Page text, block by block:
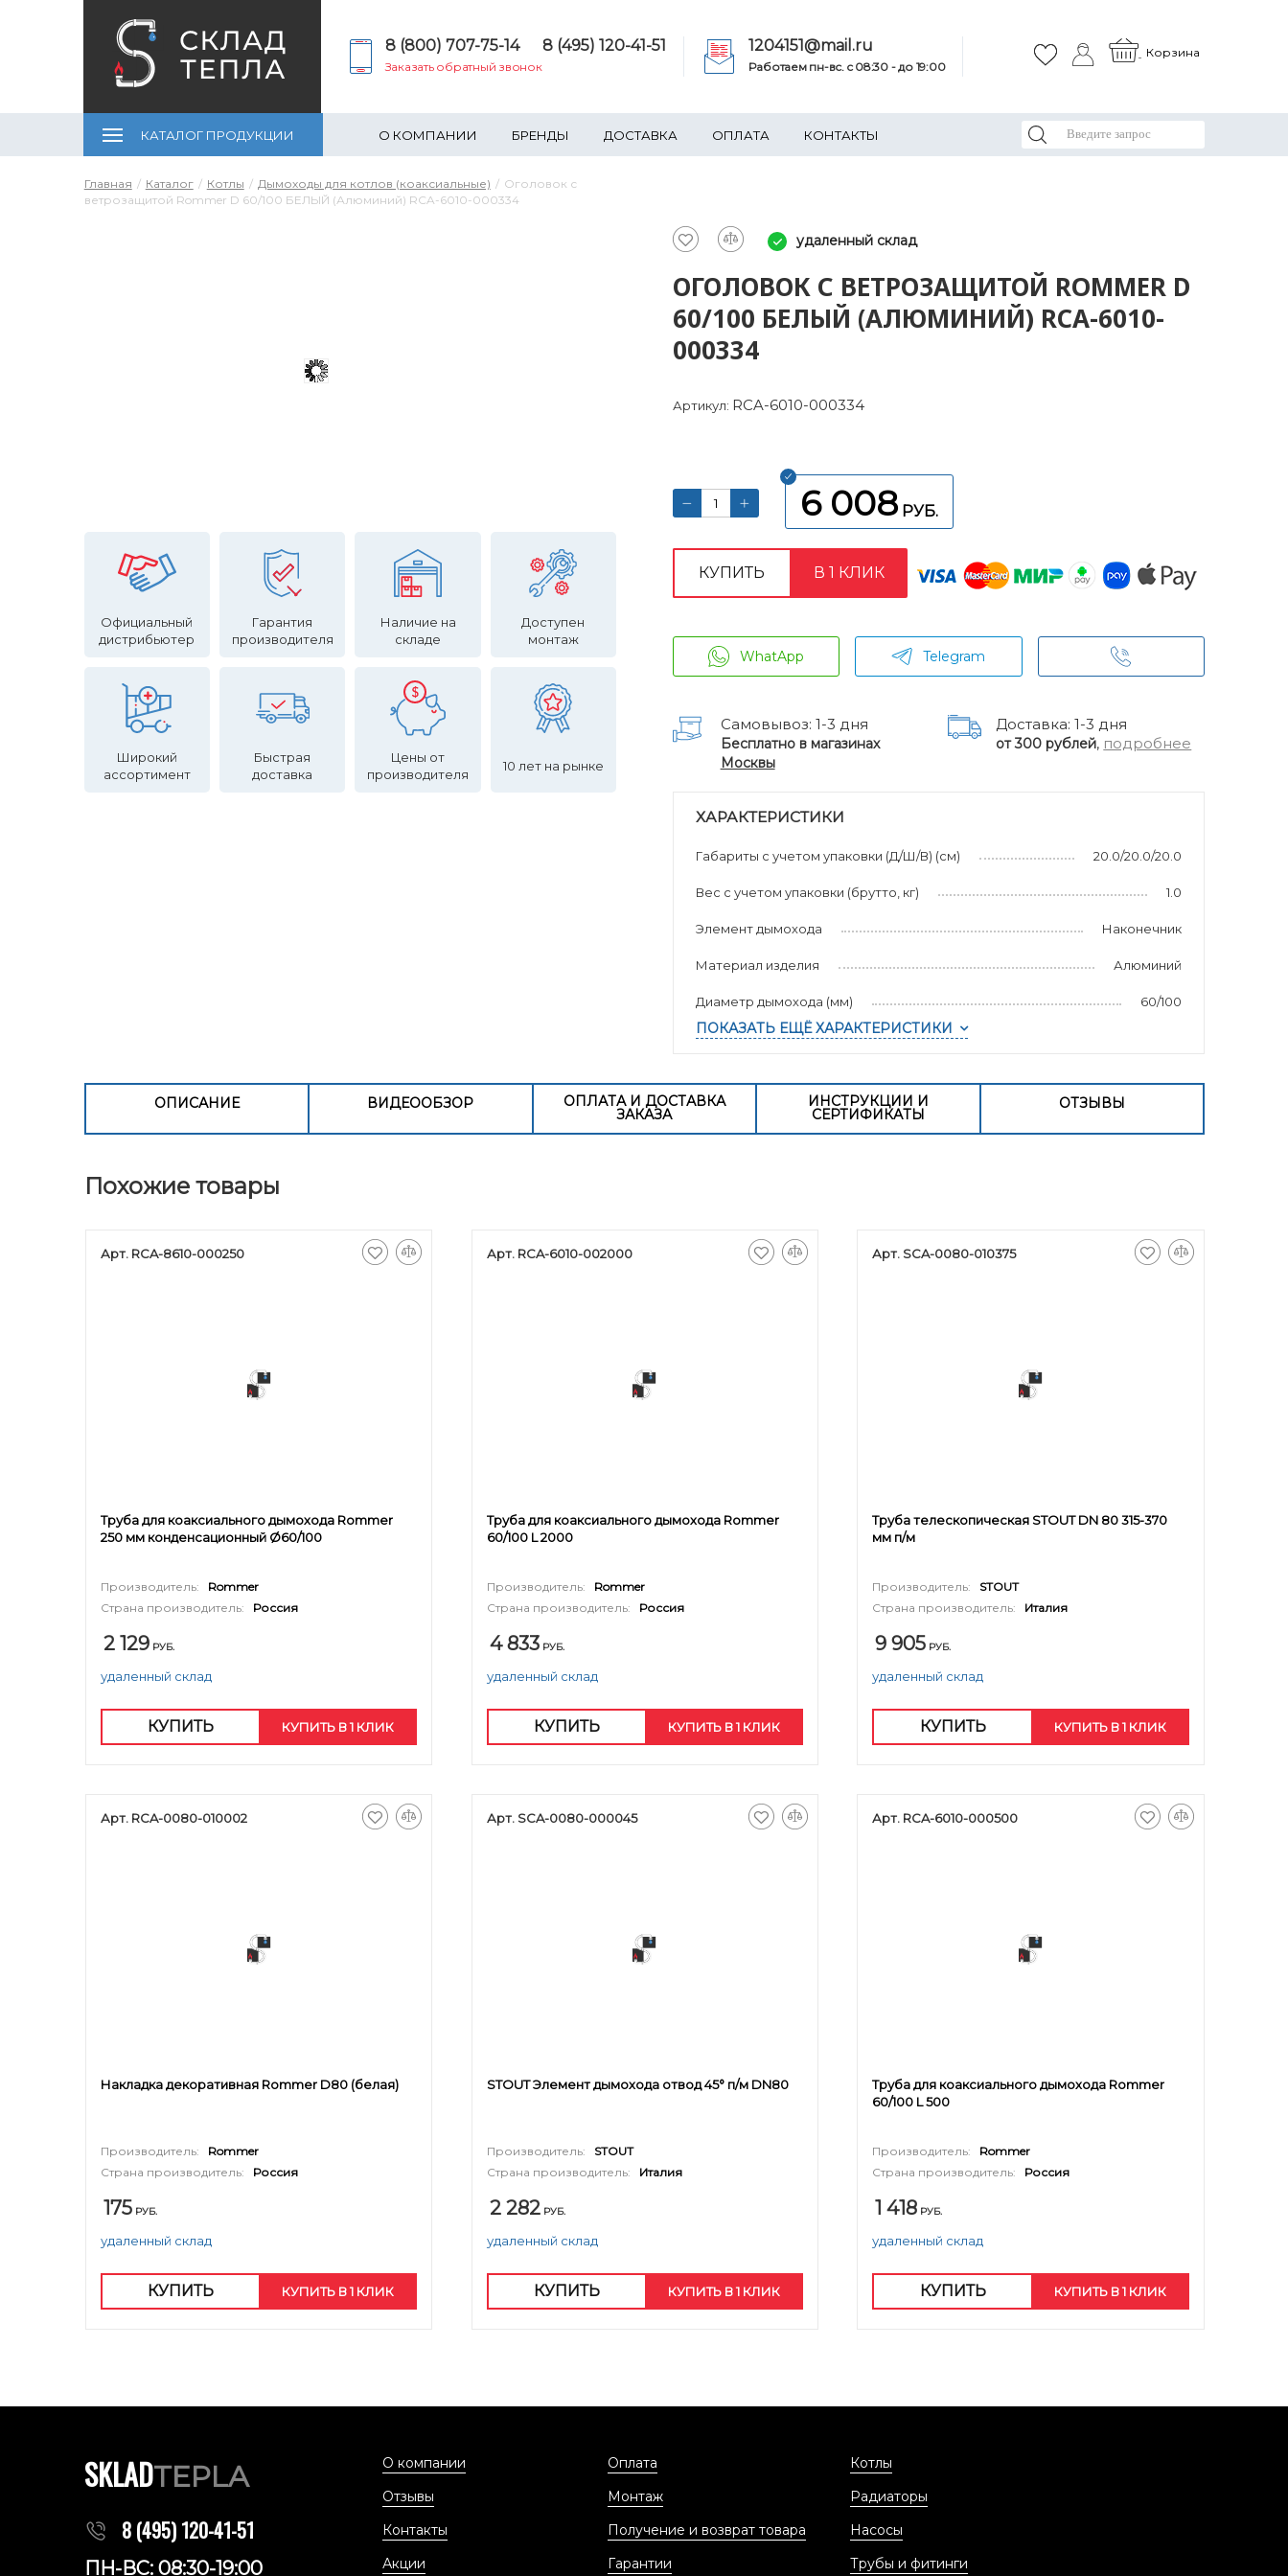
8 (800) 707-75-14 8 (495) 120-41-51
Заказать обратный звонок
1204151@mail.ru
Работаем пн-вс. c 08:30 - до 19:00
Корзина
КАТАЛОГ ПРОДУКЦИИ О КОМПАНИИ БРЕНДЫ ДОСТАВКА ОПЛАТА КОНТАКТЫ
Главная Каталог Котлы Дымоходы для котлов (коаксиальные)
Оголовок с
ветрозащитой Rommer D 60/100 БЕЛЫЙ (Алюминий) RCA-6010-000334
Официальный
дистрибьютер
Гарантия
производителя
Наличие на
складе
Доступен
монтаж
Широкий
ассортимент
Быстрая
доставка
Цены от
производителя
10 лет на рынке
удаленный склад
ОГОЛОВОК С ВЕТРОЗАЩИТОЙ ROMMER D
60/100 БЕЛЫЙ (АЛЮМИНИЙ) RCA-6010-
000334
Артикул: RCA-6010-000334
6 008 РУБ.
КУПИТЬ В 1 КЛИК
WhatApp Telegram
Самовывоз: 1-3 дня
Бесплатно в магазинах
Москвы
Доставка: 1-3 дня
от 300 рублей, подробнее
ХАРАКТЕРИСТИКИ
Габариты с учетом упаковки (Д/Ш/В) (см) 20.0/20.0/20.0
Вес с учетом упаковки (брутто, кг) 1.0
Элемент дымохода Наконечник
Материал изделия Алюминий
Диаметр дымохода (мм) 60/100
ПОКАЗАТЬ ЕЩЁ ХАРАКТЕРИСТИКИ
ОПИСАНИЕ ВИДЕООБЗОР ОПЛАТА И ДОСТАВКА
ЗАКАЗА
ИНСТРУКЦИИ И
СЕРТИФИКАТЫ
ОТЗЫВЫ
Похожие товары
Арт. RCA-8610-000250
Труба для коаксиального дымохода Rommer
250 мм конденсационный Ø60/100
Производитель:
Rommer
Страна производитель:
Россия
2 129 РУБ.
удаленный склад
КУПИТЬ КУПИТЬ В 1 КЛИК
Арт. RCA-6010-002000
Труба для коаксиального дымохода Rommer
60/100 L 2000
Производитель:
Rommer
Страна производитель:
Россия
4 833 РУБ.
удаленный склад
КУПИТЬ КУПИТЬ В 1 КЛИК
Арт. SCA-0080-010375
Труба телескопическая STOUT DN 80 315-370
мм п/м
Производитель:
STOUT
Страна производитель:
Италия
9 905 РУБ.
удаленный склад
КУПИТЬ КУПИТЬ В 1 КЛИК
Арт. RCA-0080-010002
Накладка декоративная Rommer D80 (белая)
Производитель:
Rommer
Страна производитель:
Россия
175 РУБ.
удаленный склад
КУПИТЬ КУПИТЬ В 1 КЛИК
Арт. SCA-0080-000045
STOUT Элемент дымохода отвод 45° п/м DN80
Производитель:
STOUT
Страна производитель:
Италия
2 282 РУБ.
удаленный склад
КУПИТЬ КУПИТЬ В 1 КЛИК
Арт. RCA-6010-000500
Труба для коаксиального дымохода Rommer
60/100 L 500
Производитель:
Rommer
Страна производитель:
Россия
1 418 РУБ.
удаленный склад
КУПИТЬ КУПИТЬ В 1 КЛИК
SKLADTEPLA
8 (495) 120-41-51
ПН-ВС: 08:30-19:00
О компании
Отзывы
Контакты
Акции
Оплата
Монтаж
Получение и возврат товара
Гарантии
Котлы
Радиаторы
Насосы
Трубы и фитинги